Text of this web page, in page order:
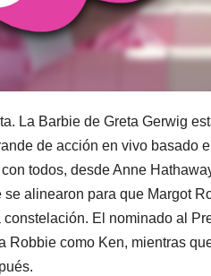
La Barbie de Greta Gerwig
de acción en vivo basado
todos, desde Anne
alinearon para que Margot
El nominado al
como Ken, mientras